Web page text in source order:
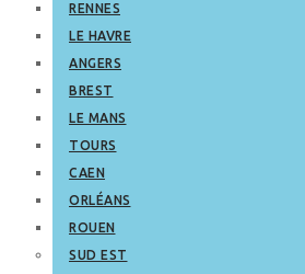
RENNES
LE HAVRE
ANGERS
BREST
LE MANS
TOURS
CAEN
ORLÉANS
ROUEN
SUD EST